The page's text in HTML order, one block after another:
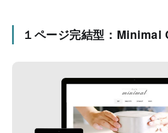
１ページ完結型：Minimal